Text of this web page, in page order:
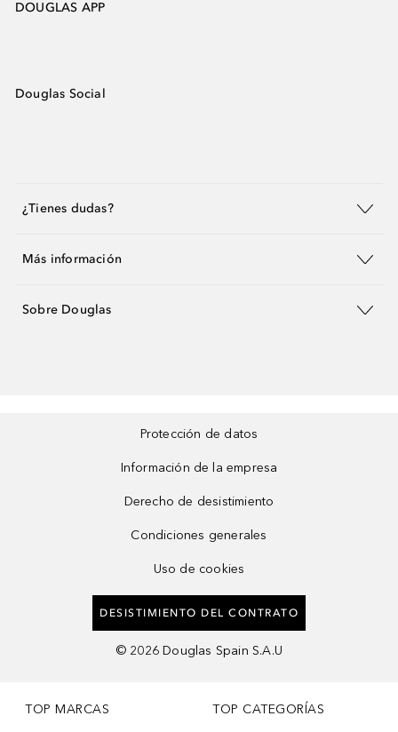
DOUGLAS APP
Douglas Social
¿Tienes dudas?
Más información
Sobre Douglas
Protección de datos
Información de la empresa
Derecho de desistimiento
Condiciones generales
Uso de cookies
DESISTIMIENTO DEL CONTRATO
© 2026 Douglas Spain S.A.U
TOP MARCAS TOP CATEGORÍAS